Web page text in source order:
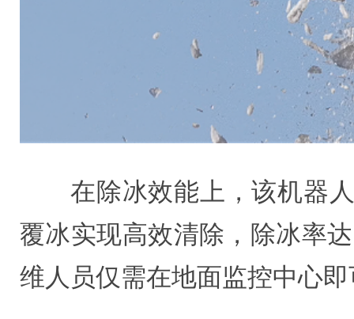
在除冰效能上，该机器
覆冰实现高效清除，除冰率
维人员仅需在地面监控中心